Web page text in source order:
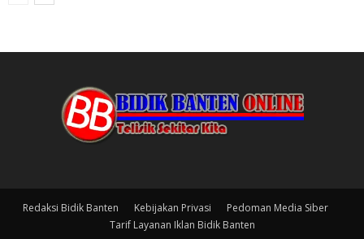
Redaksi Bidik Banten Kebijakan Privasi
Pedoman Media Siber
Tarif Layanan Iklan Bidik Banten